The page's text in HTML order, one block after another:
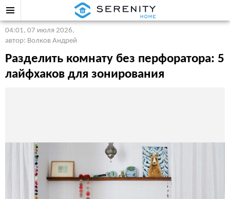
04:01, 07 июля 2026,
автор: Волков Андрей
Разделить комнату без перфоратора: 5
лайфхаков для зонирования